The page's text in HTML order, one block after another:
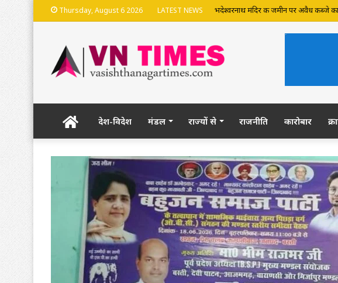
Thursday, August 6 2026 LATEST NEWS भदेश्वरनाथ मंदिर की जमीन पर अवैध कब्जे
Homeदेश-विदेश मंडल राज्यों से राजनीति कारोबार